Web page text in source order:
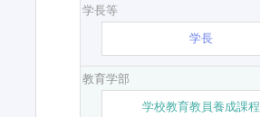
学長等
学長
教育学部
学校教育教員養成課程